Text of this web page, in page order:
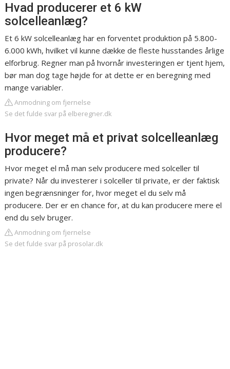
Hvad producerer et 6 kW
solcelleanlæg?
Et 6 kW solcelleanlæg har en forventet produktion på 5.800-
6.000 kWh, hvilket vil kunne dække de fleste husstandes årlige
elforbrug. Regner man på hvornår investeringen er tjent hjem,
bør man dog tage højde for at dette er en beregning med
mange variabler.
Anmodning om fjernelse
Se det fulde svar på elberegner.dk
Hvor meget må et privat solcelleanlæg
producere?
Hvor meget el må man selv producere med solceller til
private? Når du investerer i solceller til private, er der faktisk
ingen begrænsninger for, hvor meget el du selv må
producere. Der er en chance for, at du kan producere mere el
end du selv bruger.
Anmodning om fjernelse
Se det fulde svar på prosolar.dk